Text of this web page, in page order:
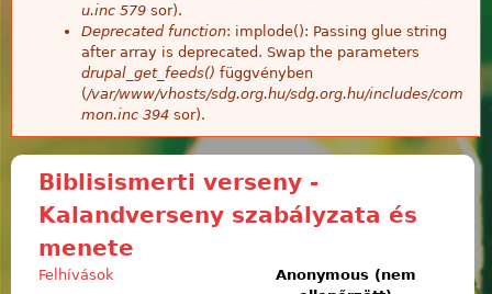
u.inc 579 sor).
Deprecated function: implode(): Passing glue string
after array is deprecated. Swap the parameters
drupal_get_feeds() függvényben
(/var/www/vhosts/sdg.org.hu/sdg.org.hu/includes/com
mon.inc 394 sor).
Biblisismerti verseny -
Kalandverseny szabályzata és
menete
Anonymous (nem
Felhívások